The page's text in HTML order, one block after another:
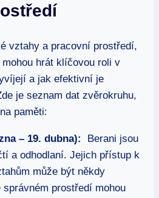
vztahy ‌a pracovní prostředí,
hrát⁢ klíčovou roli⁣ v​
a jak efektivní ⁣je
je‍ seznam dat zvěrokruhu,
paměti:
– 19. dubna):
⁢ Berani jsou
a‌ odhodlaní. Jejich přístup​ k
může být ​někdy
správném prostředí mohou